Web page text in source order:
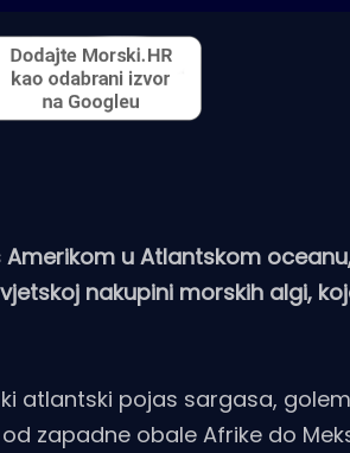
u Atlantskom
nakupini morskih algi,
atlantski pojas sargasa,
zapadne obale Afrike do